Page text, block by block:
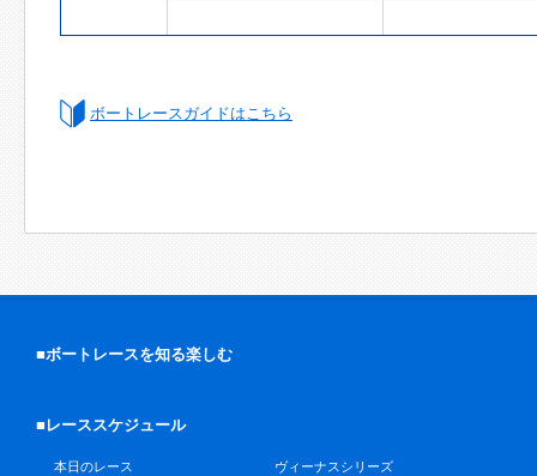
ボートレースガイドはこちら
■ボートレースを知る楽しむ
■レーススケジュール
本日のレース
ヴィーナスシリーズ